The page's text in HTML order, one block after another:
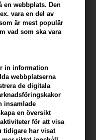
en webbplats. Den
vara en del av
är mest populär
vad som ska vara
in information
webbplatserna
de digitala
insamlade
en översikt
för att visa
tidigare har visat
SEK